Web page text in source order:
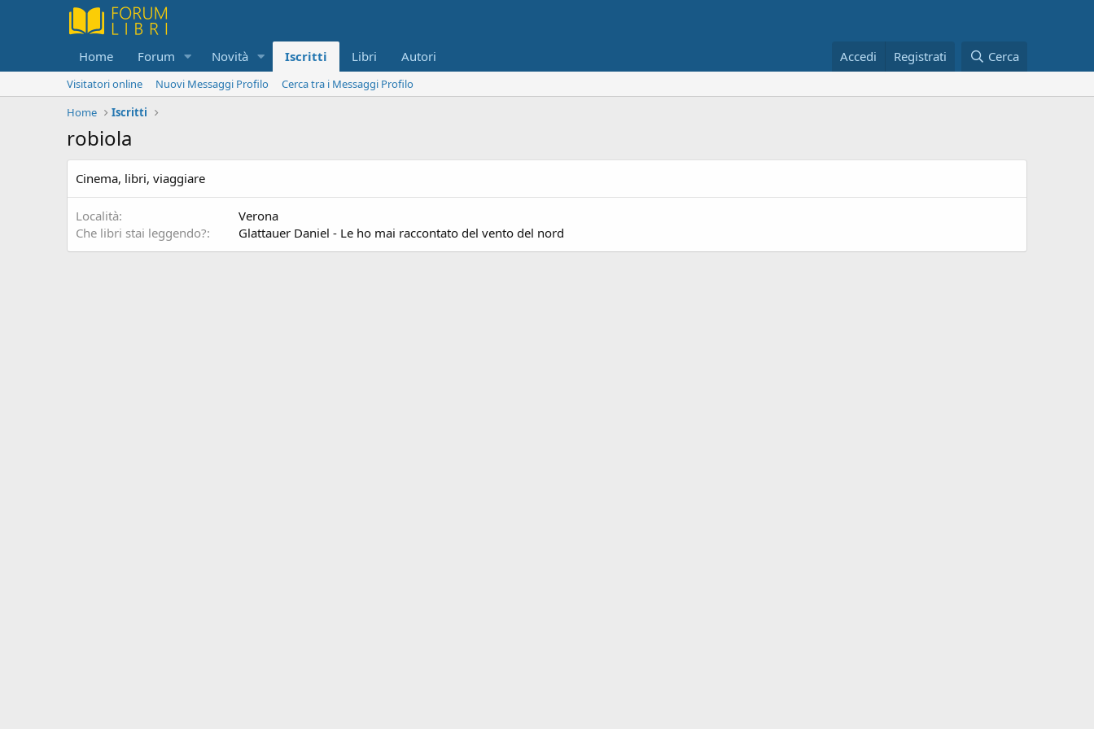
Home Forum Novità Iscritti Libri Autori Accedi Registrati Cerca
Visitatori online Nuovi Messaggi Profilo
Cerca tra i Messaggi Profilo
Home
Iscritti
robiola
Cinema, libri, viaggiare
Località
Verona
Che libri stai leggendo?
Glattauer Daniel - Le ho mai raccontato del vento del nord